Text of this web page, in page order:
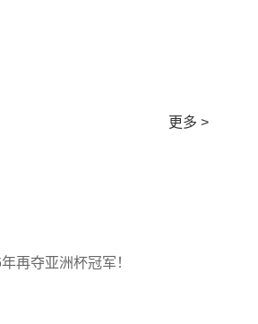
更多 >
再夺亚洲杯冠军！